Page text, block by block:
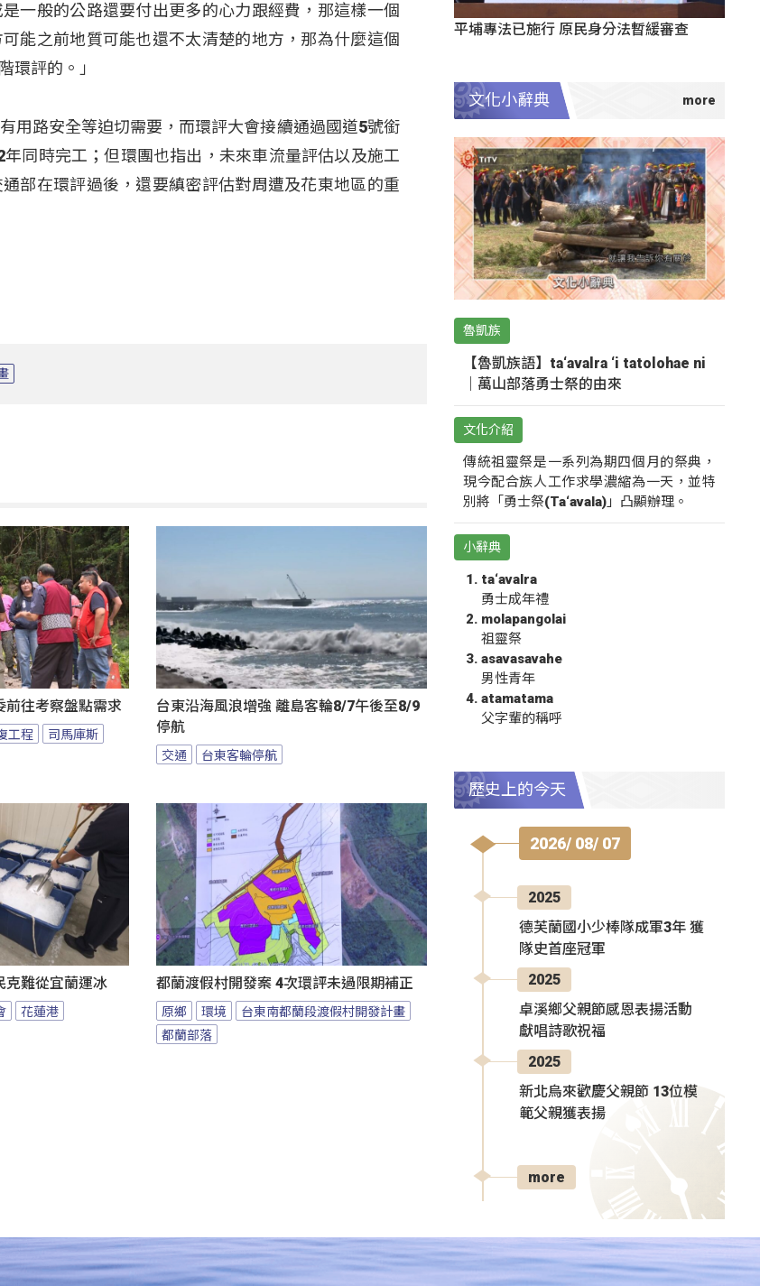
一般的公路還要付出更多的心力跟經費，那這樣一個
能之前地質可能也還不太清楚的地方，那為什麼這個
環評的。」
用路安全等迫切需要，而環評大會接續通過國道5號銜
同時完工；但環團也指出，未來車流量評估以及施工
部在環評過後，還要縝密評估對周遭及花東地區的重
前往考察盤點需求
工程
司馬庫斯
台東沿海風浪增強 離島客輪8/7午後至8/9
停航
交通 台東客輪停航
克難從宜蘭運冰
花蓮港
都蘭渡假村開發案 4次環評未過限期補正
原鄉 環境
台東南都蘭段渡假村開發計畫
都蘭部落
平埔專法已施行 原民身分法暫緩審查
文化小辭典
魯凱族
【魯凱族語】ta‘avalra ‘i tatolohae ni
｜萬山部落勇士祭的由來
文化介紹
傳統祖靈祭是一系列為期四個月的祭典，
現今配合族人工作求學濃縮為一天，並特
別將「勇士祭(Ta‘avala)」凸顯辦理。
小辭典
ta‘avalra
勇士成年禮
molapangolai
祖靈祭
asavasavahe
男性青年
atamatama
父字輩的稱呼
歷史上的今天
2026/ 08/ 07
2025
德芙蘭國小少棒隊成軍3年 獲
隊史首座冠軍
2025
卓溪鄉父親節感恩表揚活動
獻唱詩歌祝福
2025
新北烏來歡慶父親節 13位模
範父親獲表揚
more